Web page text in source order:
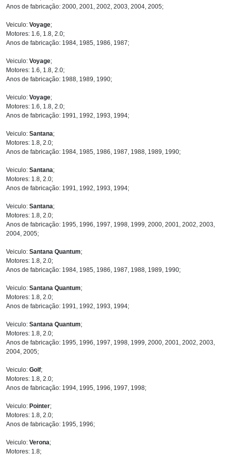
Anos de fabricação: 2000, 2001, 2002, 2003, 2004, 2005;
Veiculo: Voyage;
Motores: 1.6, 1.8, 2.0;
Anos de fabricação: 1984, 1985, 1986, 1987;
Veiculo: Voyage;
Motores: 1.6, 1.8, 2.0;
Anos de fabricação: 1988, 1989, 1990;
Veiculo: Voyage;
Motores: 1.6, 1.8, 2.0;
Anos de fabricação: 1991, 1992, 1993, 1994;
Veiculo: Santana;
Motores: 1.8, 2.0;
Anos de fabricação: 1984, 1985, 1986, 1987, 1988, 1989, 1990;
Veiculo: Santana;
Motores: 1.8, 2.0;
Anos de fabricação: 1991, 1992, 1993, 1994;
Veiculo: Santana;
Motores: 1.8, 2.0;
Anos de fabricação: 1995, 1996, 1997, 1998, 1999, 2000, 2001, 2002, 2003,
2004, 2005;
Veiculo: Santana Quantum;
Motores: 1.8, 2.0;
Anos de fabricação: 1984, 1985, 1986, 1987, 1988, 1989, 1990;
Veiculo: Santana Quantum;
Motores: 1.8, 2.0;
Anos de fabricação: 1991, 1992, 1993, 1994;
Veiculo: Santana Quantum;
Motores: 1.8, 2.0;
Anos de fabricação: 1995, 1996, 1997, 1998, 1999, 2000, 2001, 2002, 2003,
2004, 2005;
Veiculo: Golf;
Motores: 1.8, 2.0;
Anos de fabricação: 1994, 1995, 1996, 1997, 1998;
Veiculo: Pointer;
Motores: 1.8, 2.0;
Anos de fabricação: 1995, 1996;
Veiculo: Verona;
Motores: 1.8;